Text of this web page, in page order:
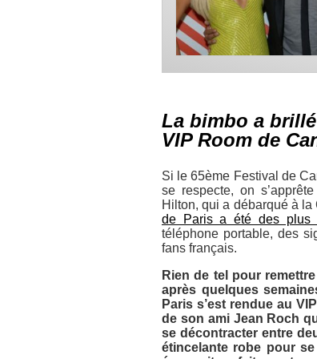
La bimbo a
VIP Room de
Si le 65ème Festival de
se respecte, on
Hilton, qui a débarqué à
de Paris a été des plus
téléphone portable, des
fans français.
Rien de tel pour
après quelques
Paris s’est rendue au
de son ami Jean Roch
se décontracter entre
étincelante robe pour